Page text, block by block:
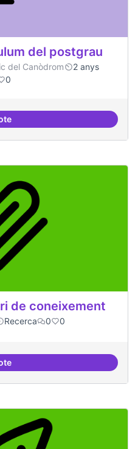
del postgrau
del Canòdrom
2 anys
0
Definició del currículum del
de coneixement
Recerca 0 0
Connectar repositori de